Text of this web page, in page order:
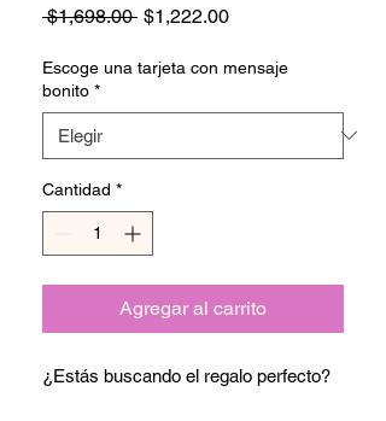
$1,698.00 Precio
$1,222.00Precio
oferta
Escoge una tarjeta con mensaje
bonito *
Cantidad *
Agregar al carrito
¿Estás buscando el regalo perfecto?